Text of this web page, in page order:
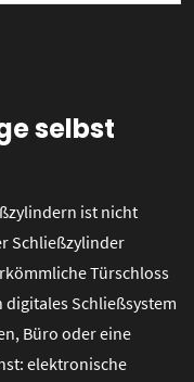
selbst
ist nicht
Schließzylinder
Türschloss
digitales Schließsystem
Büro oder eine
elektronische